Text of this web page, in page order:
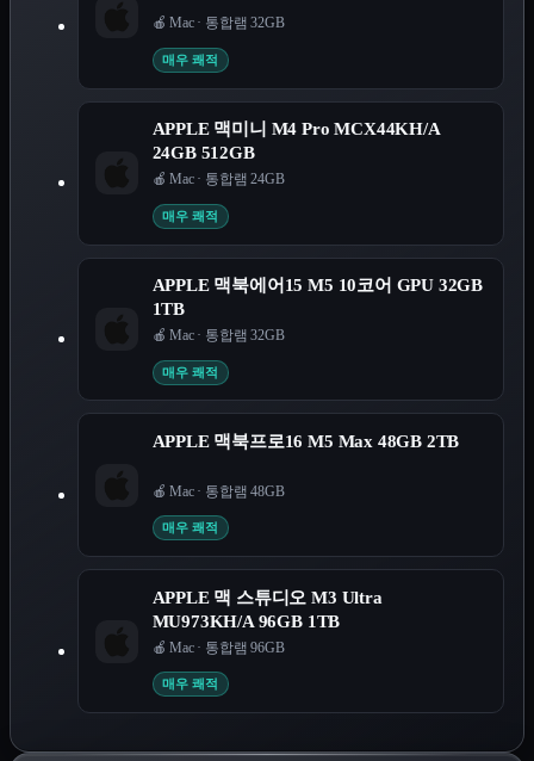
🍎 Mac· 통합램 32GB
매우 쾌적
APPLE 맥미니 M4 Pro MCX44KH/A
24GB 512GB
🍎 Mac· 통합램 24GB
매우 쾌적
APPLE 맥북에어15 M5 10코어 GPU 32GB
1TB
🍎 Mac· 통합램 32GB
매우 쾌적
APPLE 맥북프로16 M5 Max 48GB 2TB
🍎 Mac· 통합램 48GB
매우 쾌적
APPLE 맥 스튜디오 M3 Ultra
MU973KH/A 96GB 1TB
🍎 Mac· 통합램 96GB
매우 쾌적